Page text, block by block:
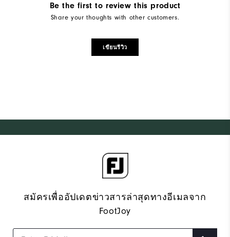
Be the first to review this product
Share your thoughts with other customers.
เขียนรีวิว
สมัครเพื่ออัปเดตข่าวสารล่าสุดทางอีเมลจาก
FootJoy